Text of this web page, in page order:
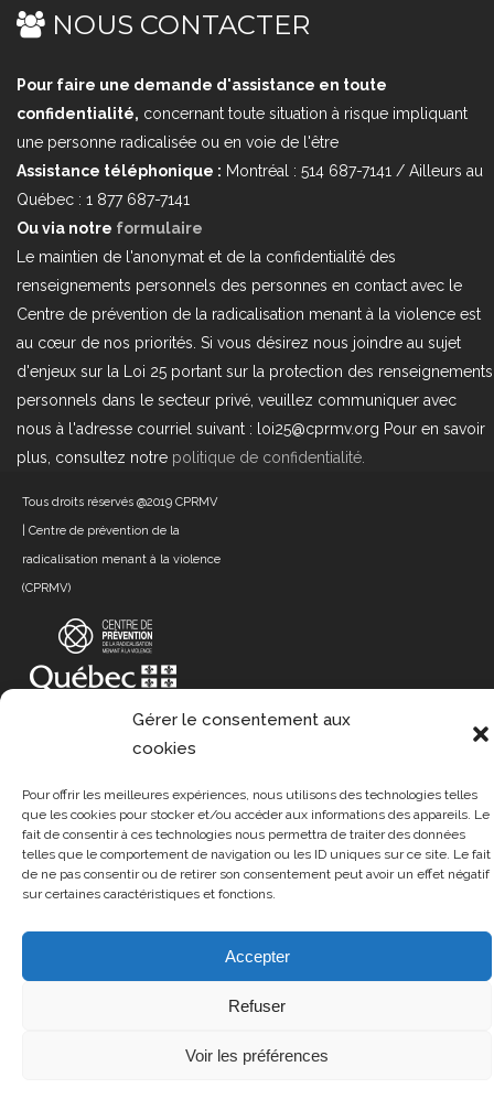
Gérer le consentement aux
cookies
Pour offrir les meilleures expériences, nous utilisons des technologies telles
que les cookies pour stocker et/ou accéder aux informations des appareils. Le
fait de consentir à ces technologies nous permettra de traiter des données
telles que le comportement de navigation ou les ID uniques sur ce site. Le fait
de ne pas consentir ou de retirer son consentement peut avoir un effet négatif
sur certaines caractéristiques et fonctions.
Accepter
Refuser
Voir les préférences
NOUS CONTACTER
Pour faire une demande d'assistance en toute
confidentialité, concernant toute situation à risque impliquant
une personne radicalisée ou en voie de l'être
Assistance téléphonique : Montréal : 514 687-7141 / Ailleurs au
Québec : 1 877 687-7141
Ou via notre formulaire
Le maintien de l'anonymat et de la confidentialité des
renseignements personnels des personnes en contact avec le
Centre de prévention de la radicalisation menant à la violence est
au cœur de nos priorités. Si vous désirez nous joindre au sujet
d'enjeux sur la Loi 25 portant sur la protection des renseignements
personnels dans le secteur privé, veuillez communiquer avec
nous à l'adresse courriel suivant : loi25@cprmv.org Pour en savoir
plus, consultez notre politique de confidentialité.
Tous droits réservés @2019 CPRMV
| Centre de prévention de la
radicalisation menant à la violence
(CPRMV)